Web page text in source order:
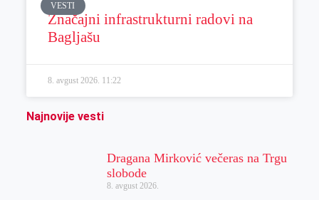
VESTI
Značajni infrastrukturni radovi na
Bagljašu
8. avgust 2026. 11:22
Najnovije vesti
Dragana Mirković večeras na Trgu
slobode
8. avgust 2026.